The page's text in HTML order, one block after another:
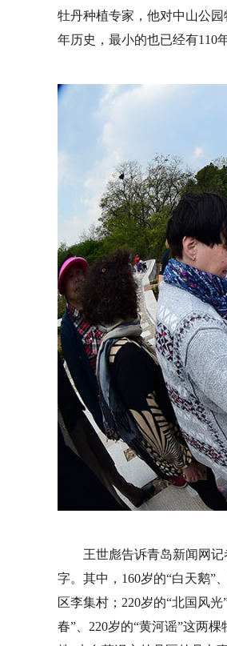
牡丹种植专家，他对中山公
年历史，最小的也已经有110
王世彪告诉青岛新闻网
字。其中，160岁的“白天鹅”
区李集村；220岁的“北国风
春”、220岁的“黄河谣”这两